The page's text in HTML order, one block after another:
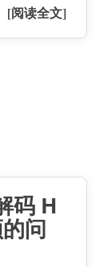
[阅读全文]
码 H
问